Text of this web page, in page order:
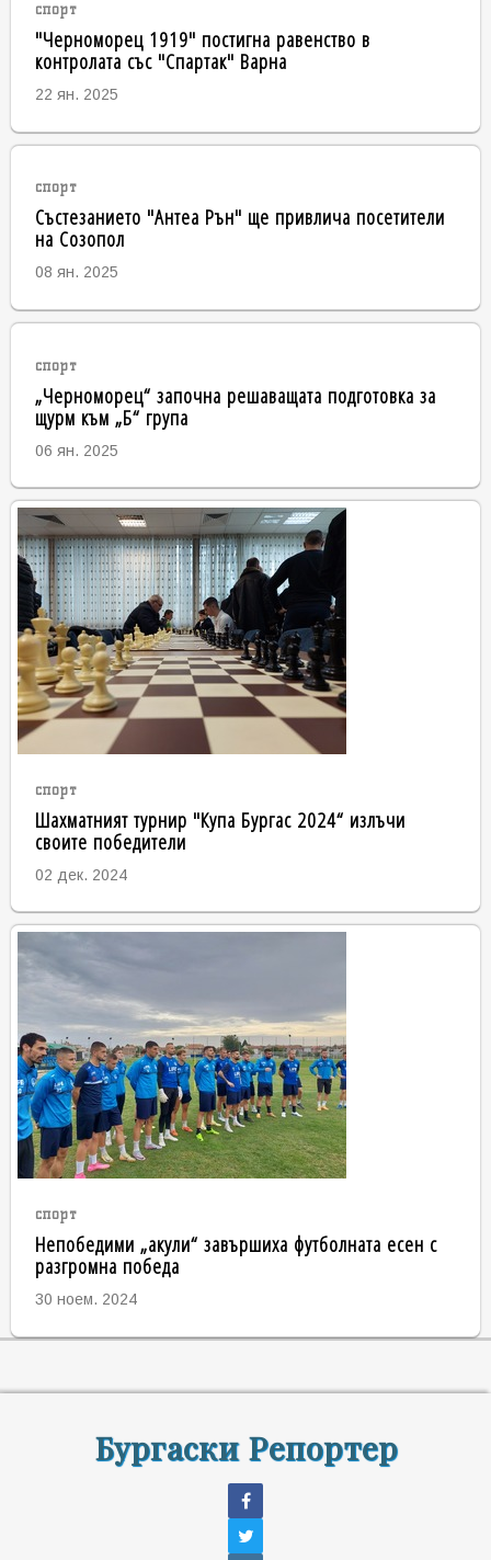
спорт
"Черноморец 1919" постигна равенство в
контролата със "Спартак" Варна
22 ян. 2025
спорт
Състезанието "Антеа Рън" ще привлича посетители
на Созопол
08 ян. 2025
спорт
„Черноморец“ започна решаващата подготовка за
щурм към „Б“ група
06 ян. 2025
спорт
Шахматният турнир "Купа Бургас 2024“ излъчи
своите победители
02 дек. 2024
спорт
Непобедими „акули“ завършиха футболната есен с
разгромна победа
30 ноем. 2024
Бургаски Репортер